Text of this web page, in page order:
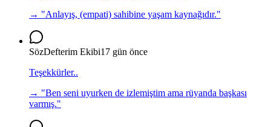
→ "Anlayış, (empati) sahibine yaşam kaynağıdır."
SözDefterim Ekibi17 gün önce
Teşekkürler..
→ "Ben seni uyurken de izlemiştim ama rüyanda başkası
varmış."